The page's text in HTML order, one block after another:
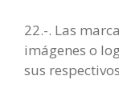
22.-. Las
imágenes o
sus